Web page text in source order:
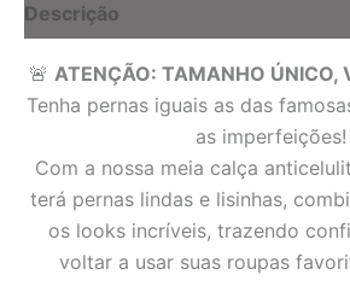
Descrição
🚨 ATENÇÃO: TAMANHO ÚNICO,
Tenha pernas iguais as das
as imperfeições!
Com a nossa meia calça
terá pernas lindas e lisinhas,
os looks incríveis, trazendo
voltar a usar suas roupas